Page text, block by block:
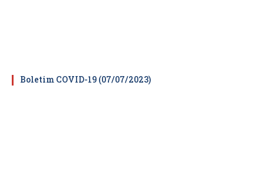
Boletim COVID-19 (07/07/2023)